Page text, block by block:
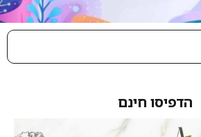
הדפיסו חינם